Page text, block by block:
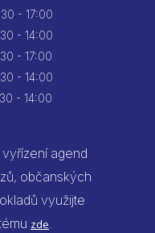
- 17:00
- 14:00
- 17:00
- 14:00
- 14:00
agend
občanských
využijte
zde.